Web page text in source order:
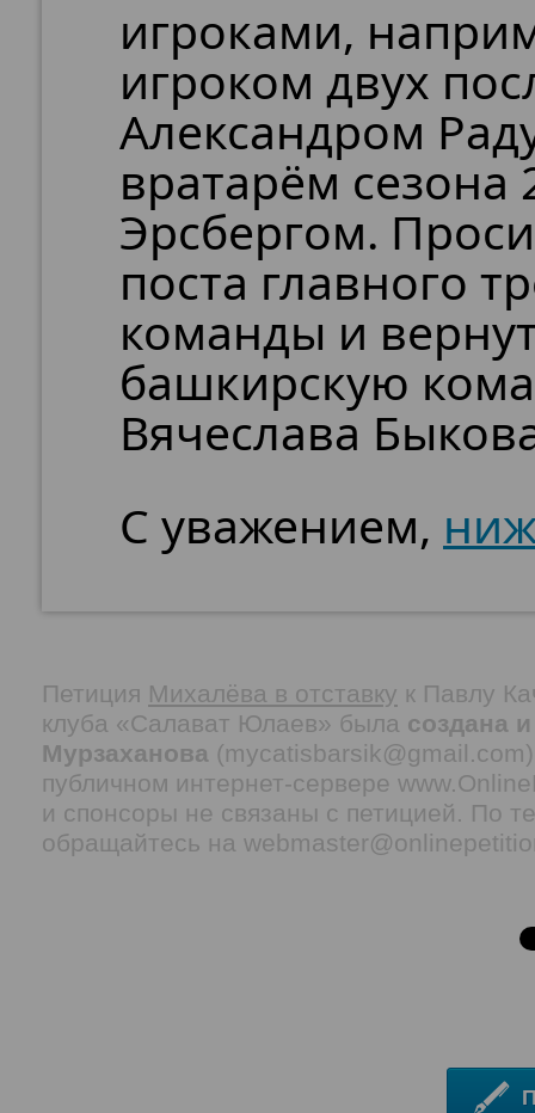
игроками,
игроком двух
Александром
вратарём сезона
Эрсбергом.
поста главного
команды и
башкирскую
Вячеслава
С уважением,
Петиция Михалёва в отставку к Павлу
клуба «Салават Юлаев» была создана
Мурзаханова
публичном интернет-сервере
и спонсоры не связаны с петицией. По
обращайтесь на